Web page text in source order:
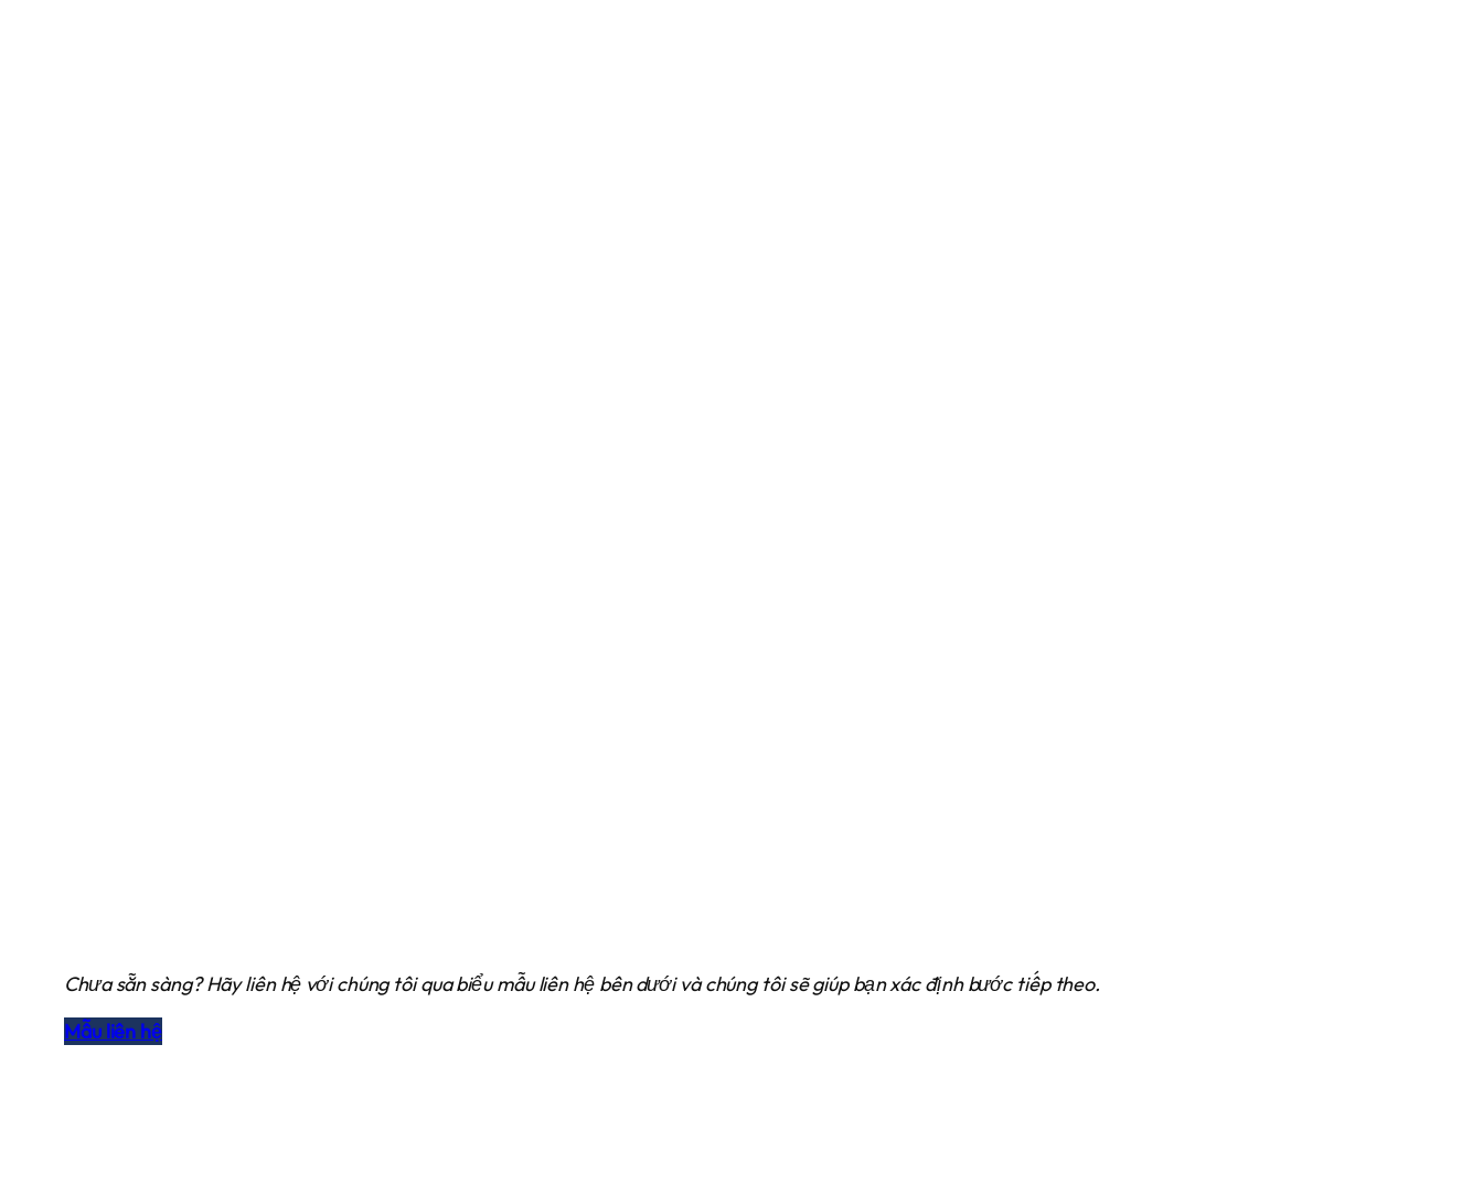
Chưa sẵn sàng? Hãy liên hệ với chúng tôi qua biểu mẫu liên hệ bên dưới và chúng tôi sẽ giúp bạn xác định bước tiếp theo.
Mẫu liên hệ